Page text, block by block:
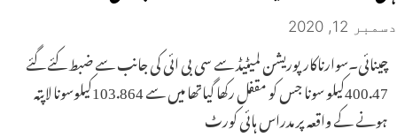
دسمبر 12, 2020
چینائی۔سوارناکارپوریشن لمیٹیڈ سے سی بی ائی کی جانب سے ضبط کئے گئے
400.47کیلو سونا جس کو مقفل رکھا گیاتھا میں سے 103.864کیلوسونا لاپتہ
ہونے کے واقعہ پر مدراس ہائی کورٹ